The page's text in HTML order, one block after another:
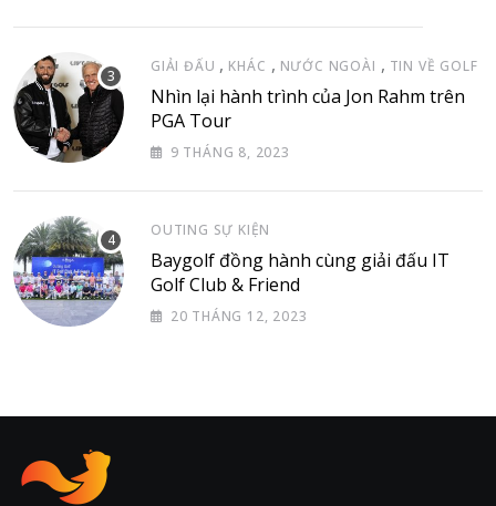
GIẢI ĐẤU , KHÁC , NƯỚC NGOÀI , TIN VỀ GOLF
Nhìn lại hành trình của Jon Rahm trên
PGA Tour
9 THÁNG 8, 2023
OUTING SỰ KIỆN
Baygolf đồng hành cùng giải đấu IT
Golf Club & Friend
20 THÁNG 12, 2023